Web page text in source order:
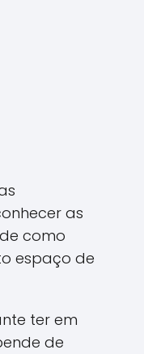
as
como
espaço de
ter em
de